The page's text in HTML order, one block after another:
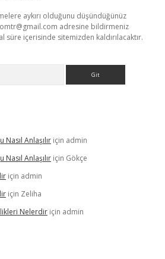
aykırı olduğunu düşündüğünüz
adresine bildirmeniz
süre içerisinde sitemizden kaldırılacaktır.
Nasıl Anlaşılır için admin
Nasıl Anlaşılır için Gökçe
için admin
için Zeliha
Nelerdir için admin